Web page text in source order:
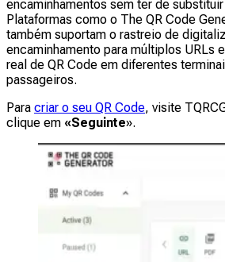
encaminhamentos sem ter de
Plataformas como o The QR Code
também suportam o rastreio de
encaminhamento para múltiplos URLs
real de QR Code em diferentes
passageiros.
Para criar o seu QR Code, visite
clique em «Seguinte».